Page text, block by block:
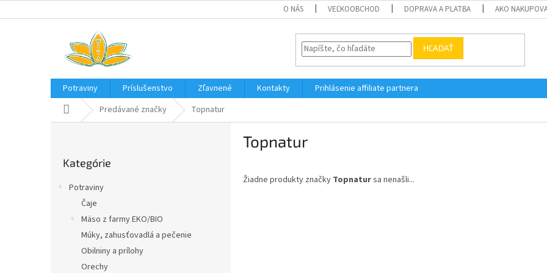
na
O NÁS VEĽKOOBCHOD DOPRAVA A PLATBA AKO
HĽADAŤ
Potraviny Príslušenstvo Zľavnené Kontakty
Prihlásenie affiliate partnera
DomovPredávané značky Topnatur
kategórie
Kategórie
Potraviny
Čaje
Mäso z farmy EKO/BIO
Múky, zahusťovadlá a pečenie
Obilniny a prílohy
Orechy
Topnatur
Žiadne produkty značky Topnatursa nenašli...